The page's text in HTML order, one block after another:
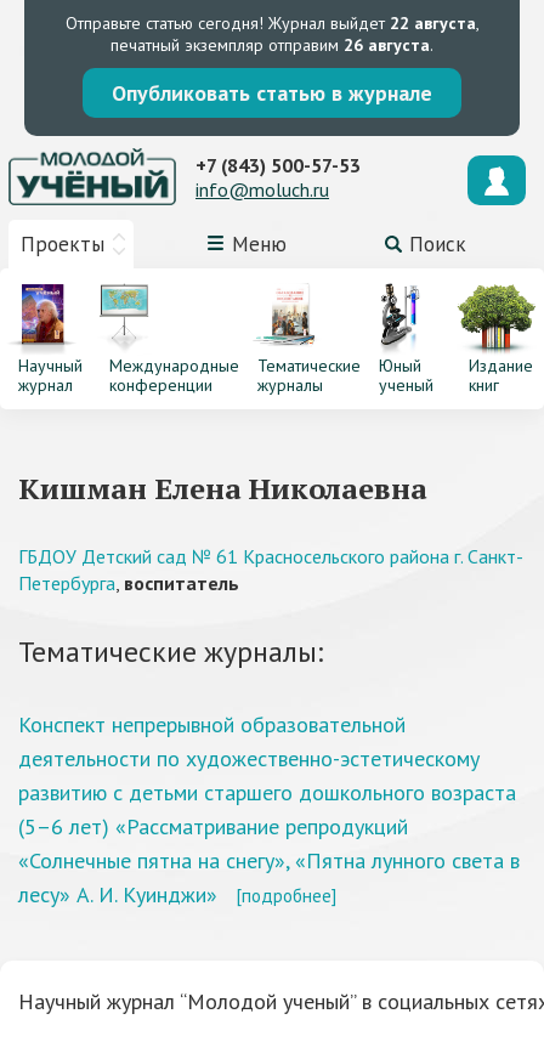
Отправьте статью сегодня! Журнал выйдет 22 августа,
печатный экземпляр отправим 26 августа.
Опубликовать статью в журнале
Проекты Меню Поиск
+7 (843) 500-57-53
info@moluch.ru
Научный
журнал
Международные
конференции
Тематические
журналы
Юный
ученый
Издание
книг
Кишман Елена Николаевна
ГБДОУ Детский сад № 61 Красносельского района г. Санкт-
Петербурга, воспитатель
Тематические журналы:
Конспект непрерывной образовательной
деятельности по художественно-эстетическому
развитию с детьми старшего дошкольного возраста
(5–6 лет) «Рассматривание репродукций
«Солнечные пятна на снегу», «Пятна лунного света в
лесу» А. И. Куинджи»
[подробнее]
Научный журнал “Молодой ученый” в социальных